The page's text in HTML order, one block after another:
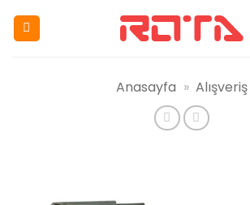
atla
Anasayfa » Alışveriş